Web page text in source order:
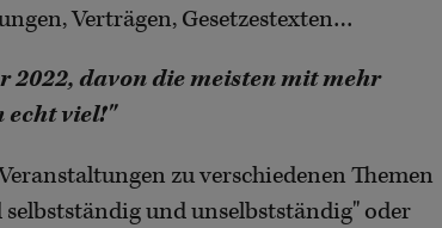
Verträgen, Gesetzestexten…
2022, davon die meisten mit mehr
echt viel!"
zu verschiedenen Themen
und unselbstständig" oder